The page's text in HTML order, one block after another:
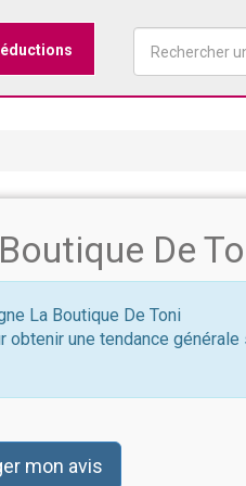
De
La Boutique De Toni
une tendance générale
mon avis